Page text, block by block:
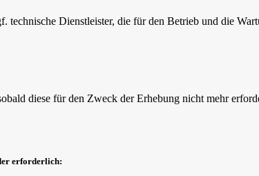
technische Dienstleister, die für den Betrieb und die
diese für den Zweck der Erhebung nicht mehr
erforderlich: